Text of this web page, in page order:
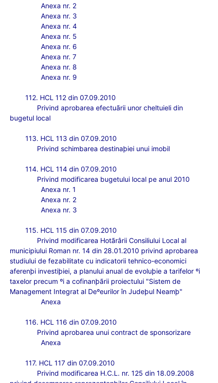
Anexa nr. 2
Anexa nr. 3
Anexa nr. 4
Anexa nr. 5
Anexa nr. 6
Anexa nr. 7
Anexa nr. 8
Anexa nr. 9
112. HCL 112 din 07.09.2010
Privind aprobarea efectuãrii unor cheltuieli din
bugetul local
113. HCL 113 din 07.09.2010
Privind schimbarea destinaþiei unui imobil
114. HCL 114 din 07.09.2010
Privind modificarea bugetului local pe anul 2010
Anexa nr. 1
Anexa nr. 2
Anexa nr. 3
115. HCL 115 din 07.09.2010
Privind modificarea Hotãrârii Consiliului Local al
municipiului Roman nr. 14 din 28.01.2010 privind aprobarea
studiului de fezabilitate cu indicatorii tehnico-economici
aferenþi investiþiei, a planului anual de evoluþie a tarifelor ºi
taxelor precum ºi a cofinanþãrii proiectului "Sistem de
Management Integrat al Deºeurilor în Judeþul Neamþ"
Anexa
116. HCL 116 din 07.09.2010
Privind aprobarea unui contract de sponsorizare
Anexa
117. HCL 117 din 07.09.2010
Privind modificarea H.C.L. nr. 125 din 18.09.2008